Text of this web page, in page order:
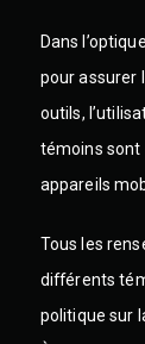
Dans
pour assurer
outils,
témoins sont
appareils
Tous les
différents
politique sur